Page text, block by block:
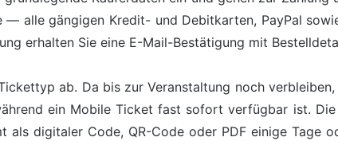
— alle gängigen Kredit- und Debitkarten, PayPal
erhalten Sie eine E-Mail-Bestätigung mit
ab. Da bis zur Veranstaltung noch
ein Mobile Ticket fast sofort verfügbar ist. Die
digitaler Code, QR-Code oder PDF einige Tage